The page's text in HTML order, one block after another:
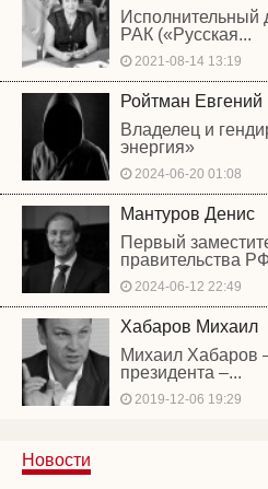
Исполнительный
РАК («Русская...
2021-08-14 13:19
Ройтман Евгений
Владелец и
энергия»
2024-06-20 01:08
Мантуров Денис
Первый
правительства
2024-06-12 22:49
Хабаров Михаил
Михаил Хабаров
президента –...
2019-12-06 19:29
Новости